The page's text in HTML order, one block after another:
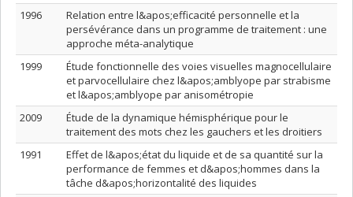
1996
Relation entre l&apos;efficacité personnelle et la
persévérance dans un programme de traitement : une
approche méta-analytique
1999
Étude fonctionnelle des voies visuelles magnocellulaire
et parvocellulaire chez l&apos;amblyope par strabisme
et l&apos;amblyope par anisométropie
2009
Étude de la dynamique hémisphérique pour le
traitement des mots chez les gauchers et les droitiers
1991
Effet de l&apos;état du liquide et de sa quantité sur la
performance de femmes et d&apos;hommes dans la
tâche d&apos;horizontalité des liquides